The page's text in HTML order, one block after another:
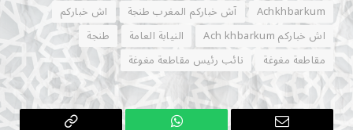
Achkhbarkum آش خباركم المغرب طنجة
اش خباركم
اش خباركم Ach khbarkum
النيابة العامة
طنجة
مقاطعة مغوغة
نائب رئيس مقاطعة مغوغة